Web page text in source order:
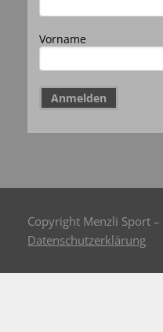
Vorname
Copyright Menzli Sport –
Datenschutzerklärung